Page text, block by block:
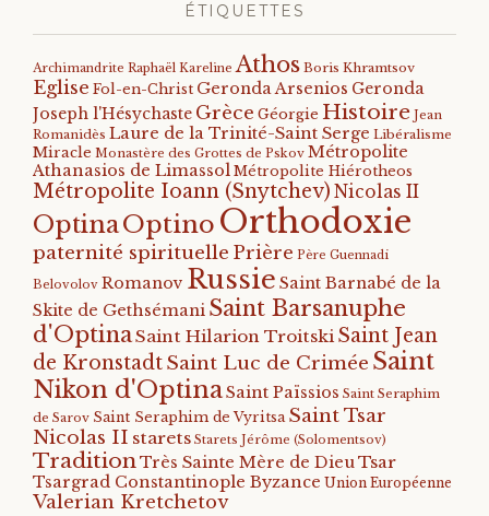
ÉTIQUETTES
Archimandrite Raphaël Kareline Athos Boris Khramtsov
Eglise Fol-en-Christ Geronda Arsenios Geronda
Joseph l'Hésychaste Grèce Géorgie Histoire Jean
Romanidès Laure de la Trinité-Saint Serge Libéralisme
Miracle Monastère des Grottes de Pskov Métropolite
Athanasios de Limassol Métropolite Hiérotheos
Métropolite Ioann (Snytchev) Nicolas II
OptinaOptino Orthodoxie
paternité spirituelle Prière Père Guennadi
Belovolov Romanov Russie Saint Barnabé de la
Skite de Gethsémani Saint Barsanuphe
d'OptinaSaint Hilarion Troitski Saint Jean
de KronstadtSaint Luc de Crimée Saint
Nikon d'OptinaSaint Païssios Saint Seraphim
de Sarov Saint Seraphim de Vyritsa Saint Tsar
Nicolas II starets Starets Jérôme (Solomentsov)
TraditionTrès Sainte Mère de DieuTsar
Tsargrad Constantinople Byzance Union Européenne
Valerian Kretchetov